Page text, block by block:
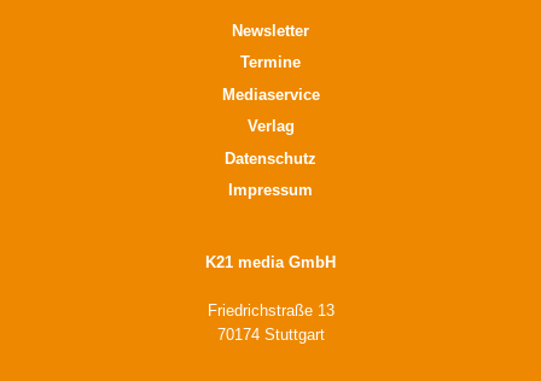
Newsletter
Termine
Mediaservice
Verlag
Datenschutz
Impressum
K21 media GmbH
Friedrichstraße 13
70174 Stuttgart